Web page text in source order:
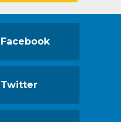
Facebook
Twitter